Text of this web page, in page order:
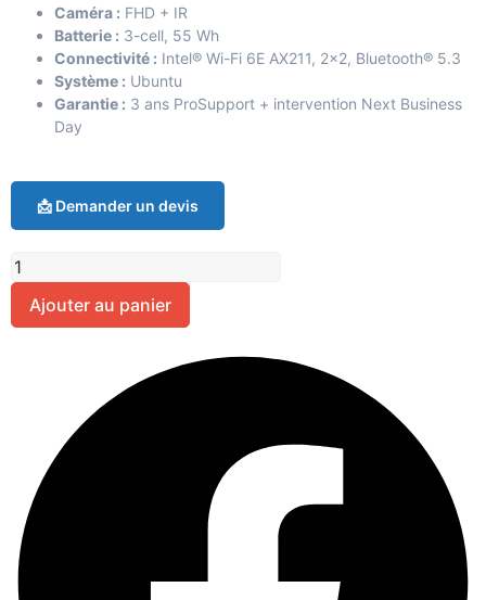
Caméra : FHD + IR
Batterie : 3-cell, 55 Wh
Connectivité : Intel® Wi-Fi 6E AX211, 2×2, Bluetooth® 5.3
Système : Ubuntu
Garantie : 3 ans ProSupport + intervention Next Business
Day
📩 Demander un devis
Ajouter au panier